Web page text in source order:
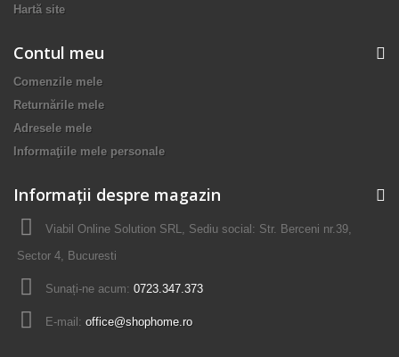
Hartă site
Contul meu
Comenzile mele
Returnările mele
Adresele mele
Informaţiile mele personale
Informații despre magazin
Viabil Online Solution SRL, Sediu social: Str. Berceni nr.39,
Sector 4, Bucuresti
Sunați-ne acum: 0723.347.373
E-mail: office@shophome.ro